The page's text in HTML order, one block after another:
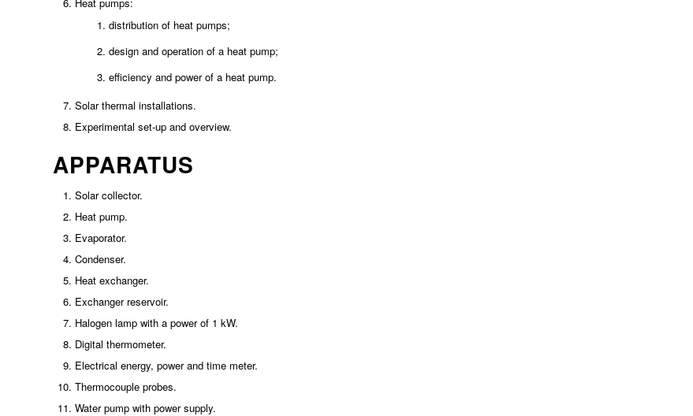
distribution of heat pumps;
design and operation of a heat pump;
efficiency and power of a heat pump.
Solar thermal installations.
Experimental set-up and overview.
APPARATUS
Solar collector.
Heat pump.
Evaporator.
Condenser.
Heat exchanger.
Exchanger reservoir.
Halogen lamp with a power of 1 kW.
Digital thermometer.
Electrical energy, power and time meter.
Thermocouple probes.
Water pump with power supply.